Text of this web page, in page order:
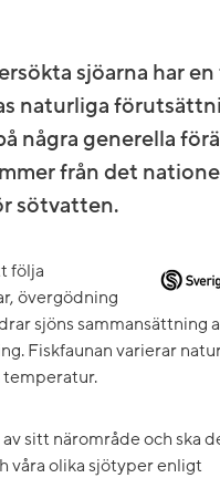
sjöarna har
naturliga
några generella
från det
sötvatten.
följa
övergödning
sjöns sammansättning
Fiskfaunan varierar
temperatur.
sitt närområde och ska
våra olika sjötyper enligt